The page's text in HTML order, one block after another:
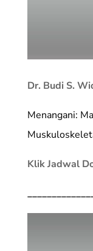
Dr. Budi S.
Menangani:
Klik Jadwal